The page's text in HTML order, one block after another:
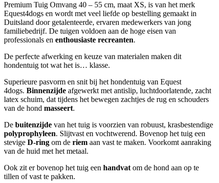
Premium Tuig Omvang 40 – 55 cm, maat XS, is van het merk
Equest4dogs en wordt met veel liefde op bestelling gemaakt in
Duitsland door getalenteerde, ervaren medewerkers van jong
familiebedrijf. De tuigen voldoen aan de hoge eisen van
professionals en enthousiaste recreanten.
De perfecte afwerking en keuze van materialen maken dit
hondentuig tot wat het is… klasse.
Superieure pasvorm en snit bij het hondentuig van Equest
4dogs. Binnenzijde afgewerkt met antislip, luchtdoorlatende, zacht
latex schuim, dat tijdens het bewegen zachtjes de rug en schouders
van de hond masseert.
De buitenzijde van het tuig is voorzien van robuust, krasbestendige
polyprophyleen. Slijtvast en vochtwerend. Bovenop het tuig een
stevige D-ring om de riem aan vast te maken. Voorkomt aanraking
van de huid met het metaal.
Ook zit er bovenop het tuig een handvat om de hond aan op te
tillen of vast te pakken.